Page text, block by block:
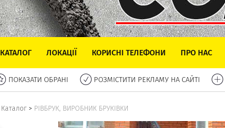
КАТАЛОГ ЛОКАЦІЇ КОРИСНІ ТЕЛЕФОНИ ПРО НАС
ПОКАЗАТИ ОБРАНІ РОЗМІСТИТИ РЕКЛАМУ НА САЙТІ
Каталог > РІВБРУК, ВИРОБНИК БРУКІВКИ